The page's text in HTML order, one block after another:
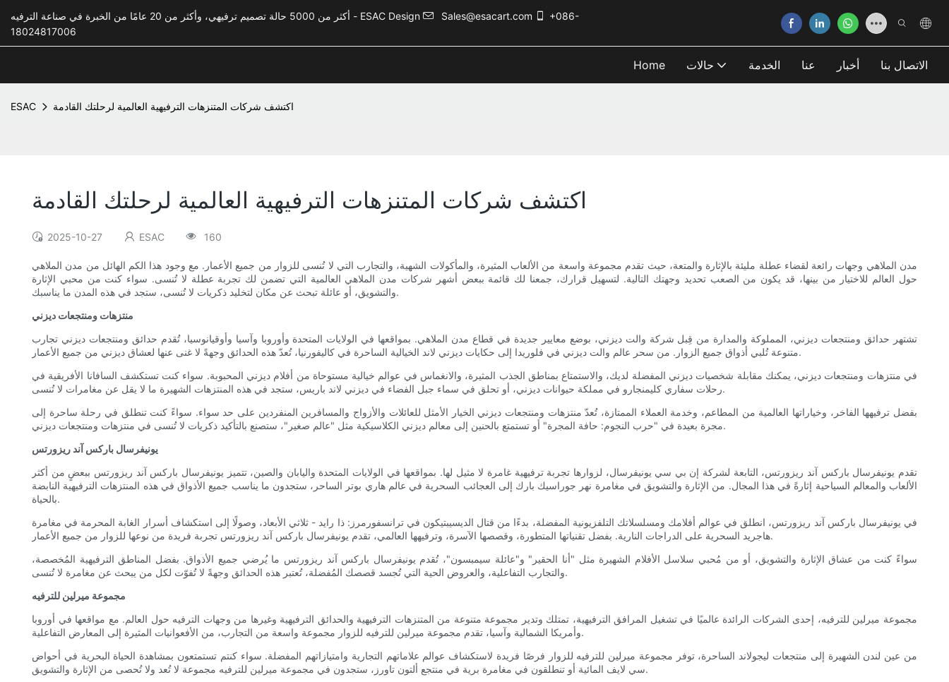
أكثر من 5000 حالة تصميم ترفيهي، وأكثر من 20 عامًا من الخبرة في صناعة الترفيه - ESAC Design Sales@esacart.com
+086-
18024817006
Home حالات الخدمة عنا أخبار الاتصال بنا
ESAC اكتشف شركات المتنزهات الترفيهية العالمية لرحلتك القادمة
اكتشف شركات المتنزهات الترفيهية العالمية لرحلتك القادمة
2025-10-27 ESAC 160
مدن الملاهي وجهات رائعة لقضاء عطلة مليئة بالإثارة والمتعة، حيث تقدم مجموعة واسعة من الألعاب المثيرة، والمأكولات الشهية، والتجارب التي لا تُنسى للزوار من جميع الأعمار. مع وجود هذا الكم الهائل من مدن الملاهي
حول العالم للاختيار من بينها، قد يكون من الصعب تحديد وجهتك التالية. لتسهيل قرارك، جمعنا لك قائمة ببعض أشهر شركات مدن الملاهي العالمية التي تضمن لك تجربة عطلة لا تُنسى. سواء كنت من محبي الإثارة
والتشويق، أو عائلة تبحث عن مكان لتخليد ذكريات لا تُنسى، ستجد في هذه المدن ما يناسبك.
منتزهات ومنتجعات ديزني
تشتهر حدائق ومنتجعات ديزني، المملوكة والمدارة من قِبل شركة والت ديزني، بوضع معايير جديدة في قطاع مدن الملاهي. بمواقعها في الولايات المتحدة وأوروبا وآسيا وأوقيانوسيا، تُقدم حدائق ومنتجعات ديزني تجارب
متنوعة تُلبي أذواق جميع الزوار. من سحر عالم والت ديزني في فلوريدا إلى حكايات ديزني لاند الخيالية الساحرة في كاليفورنيا، تُعدّ هذه الحدائق وجهةً لا غنى عنها لعشاق ديزني من جميع الأعمار.
في منتزهات ومنتجعات ديزني، يمكنك مقابلة شخصيات ديزني المفضلة لديك، والاستمتاع بمناطق الجذب المثيرة، والانغماس في عوالم خيالية مستوحاة من أفلام ديزني المحبوبة. سواء كنت تستكشف السافانا الأفريقية في
رحلات سفاري كليمنجارو في مملكة حيوانات ديزني، أو تحلق في سماء جبل الفضاء في ديزني لاند باريس، ستجد في هذه المنتزهات الشهيرة ما لا يقل عن مغامرات لا تُنسى.
بفضل ترفيهها الفاخر، وخياراتها العالمية من المطاعم، وخدمة العملاء الممتازة، تُعدّ منتزهات ومنتجعات ديزني الخيار الأمثل للعائلات والأزواج والمسافرين المنفردين على حد سواء. سواءً كنت تنطلق في رحلة ساحرة إلى
مجرة ​​بعيدة في "حرب النجوم: حافة المجرة" أو تستمتع بالحنين إلى معالم ديزني الكلاسيكية مثل "عالم صغير"، ستصنع بالتأكيد ذكريات لا تُنسى في منتزهات ومنتجعات ديزني.
يونيفرسال باركس آند ريزورتس
تقدم يونيفرسال باركس آند ريزورتس، التابعة لشركة إن بي سي يونيفرسال، لزوارها تجربة ترفيهية غامرة لا مثيل لها. بمواقعها في الولايات المتحدة واليابان والصين، تتميز يونيفرسال باركس آند ريزورتس ببعضٍ من أكثر
الألعاب والمعالم السياحية إثارةً في هذا المجال. من الإثارة والتشويق في مغامرة نهر جوراسيك بارك إلى العجائب السحرية في عالم هاري بوتر الساحر، ستجدون ما يناسب جميع الأذواق في هذه المنتزهات الترفيهية النابضة
بالحياة.
في يونيفرسال باركس آند ريزورتس، انطلق في عوالم أفلامك ومسلسلاتك التلفزيونية المفضلة، بدءًا من قتال الديسيبتيكون في ترانسفورمرز: ذا رايد - ثلاثي الأبعاد، وصولًا إلى استكشاف أسرار الغابة المحرمة في مغامرة
هاجريد السحرية على الدراجات النارية. بفضل تقنياتها المتطورة، وقصصها الآسرة، وترفيهها العالمي، تقدم يونيفرسال باركس آند ريزورتس تجربة فريدة من نوعها للزوار من جميع الأعمار.
سواءً كنت من عشاق الإثارة والتشويق، أو من مُحبي سلاسل الأفلام الشهيرة مثل "أنا الحقير" و"عائلة سيمبسون"، تُقدم يونيفرسال باركس آند ريزورتس ما يُرضي جميع الأذواق. بفضل المناطق الترفيهية المُخصصة،
والتجارب التفاعلية، والعروض الحية التي تُجسد قصصك المُفضلة، تُعتبر هذه الحدائق وجهةً لا تُفوّت لكل من يبحث عن مغامرة لا تُنسى.
مجموعة ميرلين للترفيه
مجموعة ميرلين للترفيه، إحدى الشركات الرائدة عالميًا في تشغيل المرافق الترفيهية، تمتلك وتدير مجموعة متنوعة من المتنزهات الترفيهية والحدائق الترفيهية وغيرها من وجهات الترفيه حول العالم. مع مواقعها في أوروبا
وأمريكا الشمالية وآسيا، تقدم مجموعة ميرلين للترفيه للزوار مجموعة واسعة من التجارب، من الأفعوانيات المثيرة إلى المعارض التفاعلية.
من عين لندن الشهيرة إلى منتجعات ليجولاند الساحرة، توفر مجموعة ميرلين للترفيه للزوار فرصًا فريدة لاستكشاف عوالم علاماتهم التجارية وامتيازاتهم المفضلة. سواء كنتم تستمتعون بمشاهدة الحياة البحرية في أحواض
سي لايف المائية أو تنطلقون في مغامرة برية في منتجع ألتون تاورز، ستجدون في مجموعة ميرلين للترفيه مجموعة لا تُعد ولا تُحصى من الإثارة والتشويق.